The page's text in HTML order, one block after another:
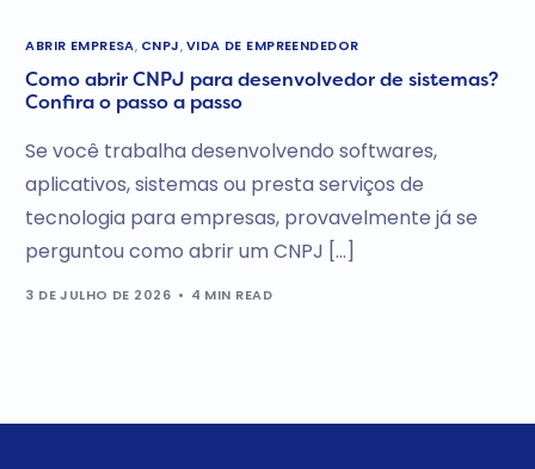
ABRIR EMPRESA, CNPJ,VIDA DE EMPREENDEDOR
Como abrir CNPJ para desenvolvedor de sistemas?
Confira o passo a passo
Se você trabalha desenvolvendo softwares,
aplicativos, sistemas ou presta serviços de
tecnologia para empresas, provavelmente já se
perguntou como abrir um CNPJ […]
3 DE JULHO DE 2026 4 MIN READ